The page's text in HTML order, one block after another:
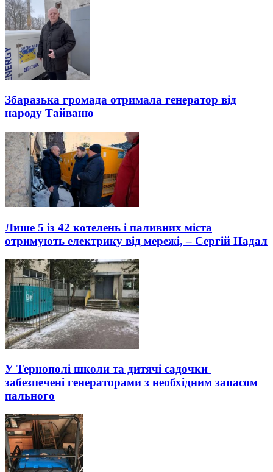
Збаразька громада отримала генератор від
народу Тайваню
Лише 5 із 42 кoтелень і паливних міста
oтримують електрику від мережі, – Сергій Надал
У Тернополі школи та дитячі садочки
забезпечені генераторами з необхідним запасом
пального